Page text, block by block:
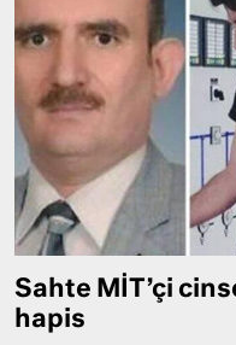
Sahte MİT’çi
hapis